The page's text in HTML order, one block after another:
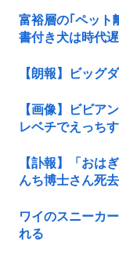
富裕層の｢ペット
書付き犬は時代
【朗報】ビッグ
【画像】ビビア
レベチでえっち
【訃報】「おは
んち博士さん死
ワイのスニーカ
れる